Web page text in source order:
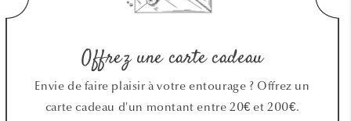
Offrez une carte cadeau
Envie de faire plaisir à votre entourage ? Offrez un
carte cadeau d'un montant entre 20€ et 200€.